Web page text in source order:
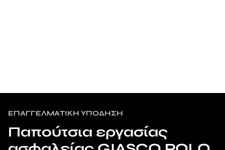
ΕΠΑΓΓΕΛΜΑΤΙΚΉ ΥΠΌΔΗΣΗ
Παπούτσια εργασίας